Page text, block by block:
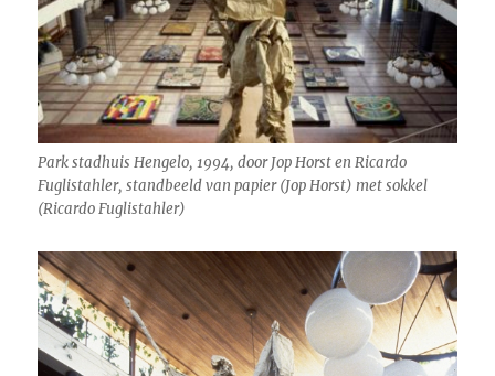
Park stadhuis Hengelo, 1994, door Jop Horst en Ricardo
Fuglistahler, standbeeld van papier (Jop Horst) met sokkel
(Ricardo Fuglistahler)